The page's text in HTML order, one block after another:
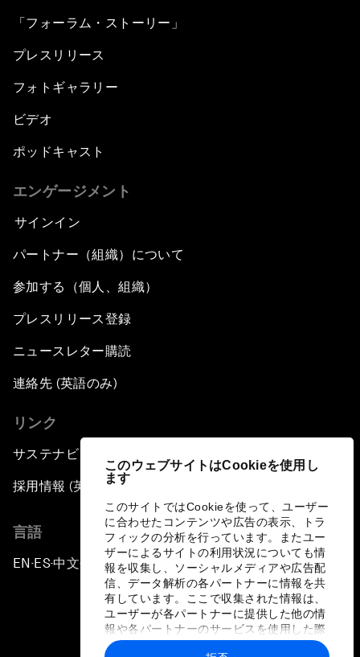
このウェブサイトはCookieを使用し
ます
このサイトではCookieを使って、ユーザー
に合わせたコンテンツや広告の表示、トラ
フィックの分析を行っています。またユー
ザーによるサイトの利用状況についても情
報を収集し、ソーシャルメディアや広告配
信、データ解析の各パートナーに情報を共
有しています。ここで収集された情報は、
ユーザーが各パートナーに提供した他の情
報や各パートナーのサービスを使用した際
に収集された情報と組み合わされ、各パー
「フォーラム・ストーリー」
プレスリリース
フォトギャラリー
ビデオ
ポッドキャスト
エンゲージメント
サインイン
パートナー（組織）について
参加する（個人、組織）
プレスリリース登録
ニュースレター購読
連絡先 (英語のみ)
リンク
サステナビリティへの取り組み
採用情報 (英語のみ)
言語
EN ▪ ES▪中文▪ 日本語